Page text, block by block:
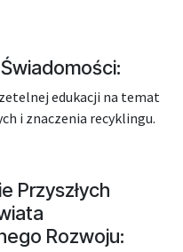
edukacji na temat
i znaczenia recyklingu.
Przyszłych
Rozwoju: